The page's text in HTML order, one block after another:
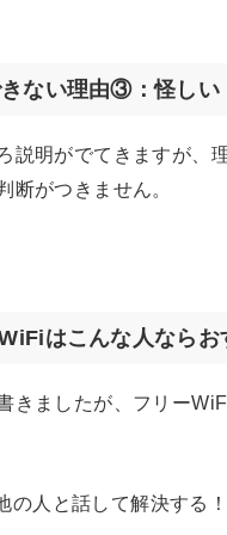
ない理由③：怪しい
説明がでてきますが、
断がつきません。
はこんな人ならお
きましたが、フリー
人と話して解決する